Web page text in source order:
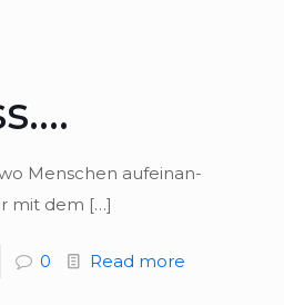
Men­schen auf­ein­an­
mit dem […]
0 Read more